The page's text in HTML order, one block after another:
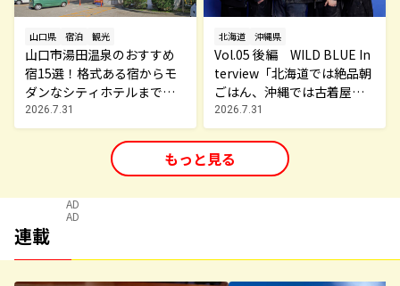
山口県 宿泊 観光
山口市湯田温泉のおすすめ
宿15選！格式ある宿からモ
ダンなシティホテルまで厳
選
2026.7.31
北海道 沖縄県
Vol.05 後編 WILD BLUE In
terview「北海道では絶品朝
ごはん、沖縄では古着屋で
宝探し！」～MY TRAVEL ST
ORY～
2026.7.31
もっと見る
AD
AD
連載